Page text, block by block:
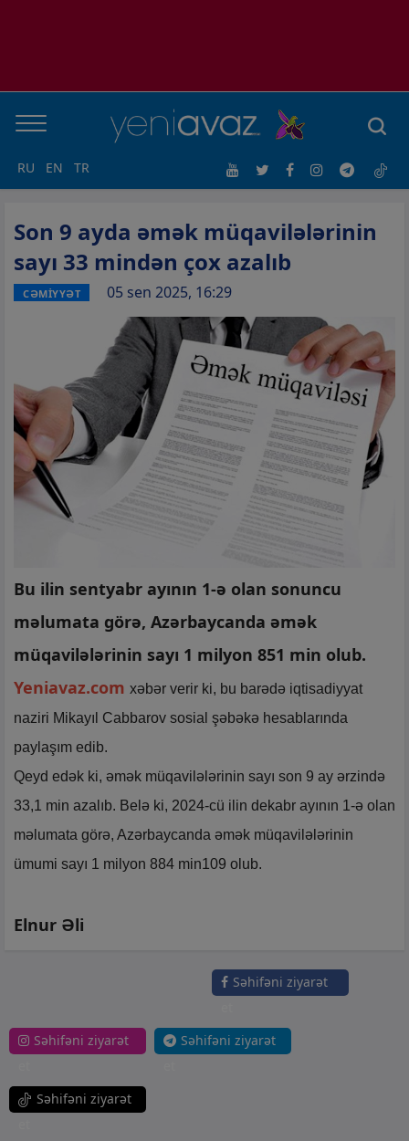
RU EN TR
Son 9 ayda əmək müqavilələrinin
sayı 33 mindən çox azalıb
CƏMİYYƏT 05 sen 2025, 16:29
Bu ilin sentyabr ayının 1-ə olan sonuncu
məlumata görə, Azərbaycanda əmək
müqavilələrinin sayı 1 milyon 851 min olub.
Yeniavaz.com xəbər verir ki, bu barədə iqtisadiyyat
naziri Mikayıl Cabbarov sosial şəbəkə hesablarında
paylaşım edib.
Qeyd edək ki, əmək müqavilələrinin sayı son 9 ay ərzində
33,1 min azalıb. Belə ki, 2024-cü ilin dekabr ayının 1-ə olan
məlumata görə, Azərbaycanda əmək müqavilələrinin
ümumi sayı 1 milyon 884 min109 olub.
Elnur Əli
Səhifəni ziyarət
Səhifəni ziyarət
Səhifəni ziyarət
Səhifəni ziyarət